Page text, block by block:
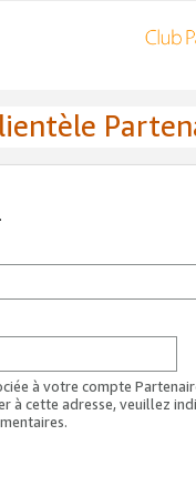
à votre compte
à cette adresse, veuillez